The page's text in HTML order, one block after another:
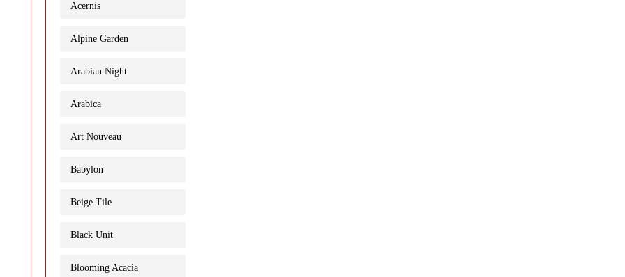
Acernis
Alpine Garden
Arabian Night
Arabica
Art Nouveau
Babylon
Beige Tile
Black Unit
Blooming Acacia